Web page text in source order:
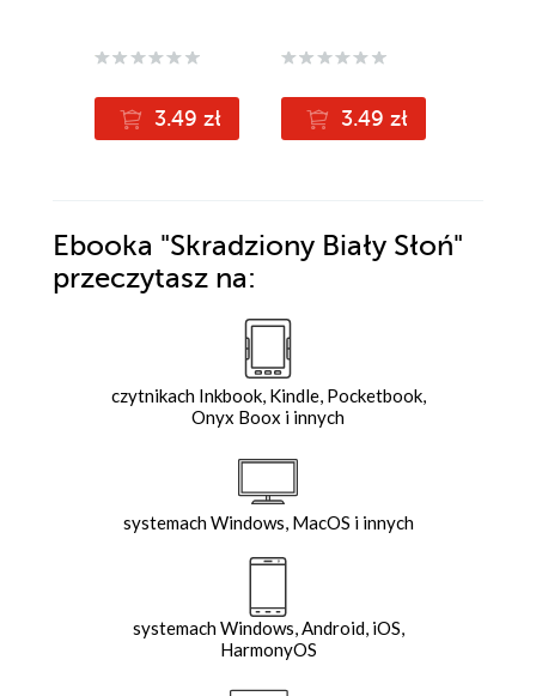
3.49 zł 3.49 zł
Ebooka "Skradziony Biały Słoń"
przeczytasz na:
czytnikach Inkbook, Kindle, Pocketbook,
Onyx Boox i innych
systemach Windows, MacOS i innych
systemach Windows, Android, iOS,
HarmonyOS